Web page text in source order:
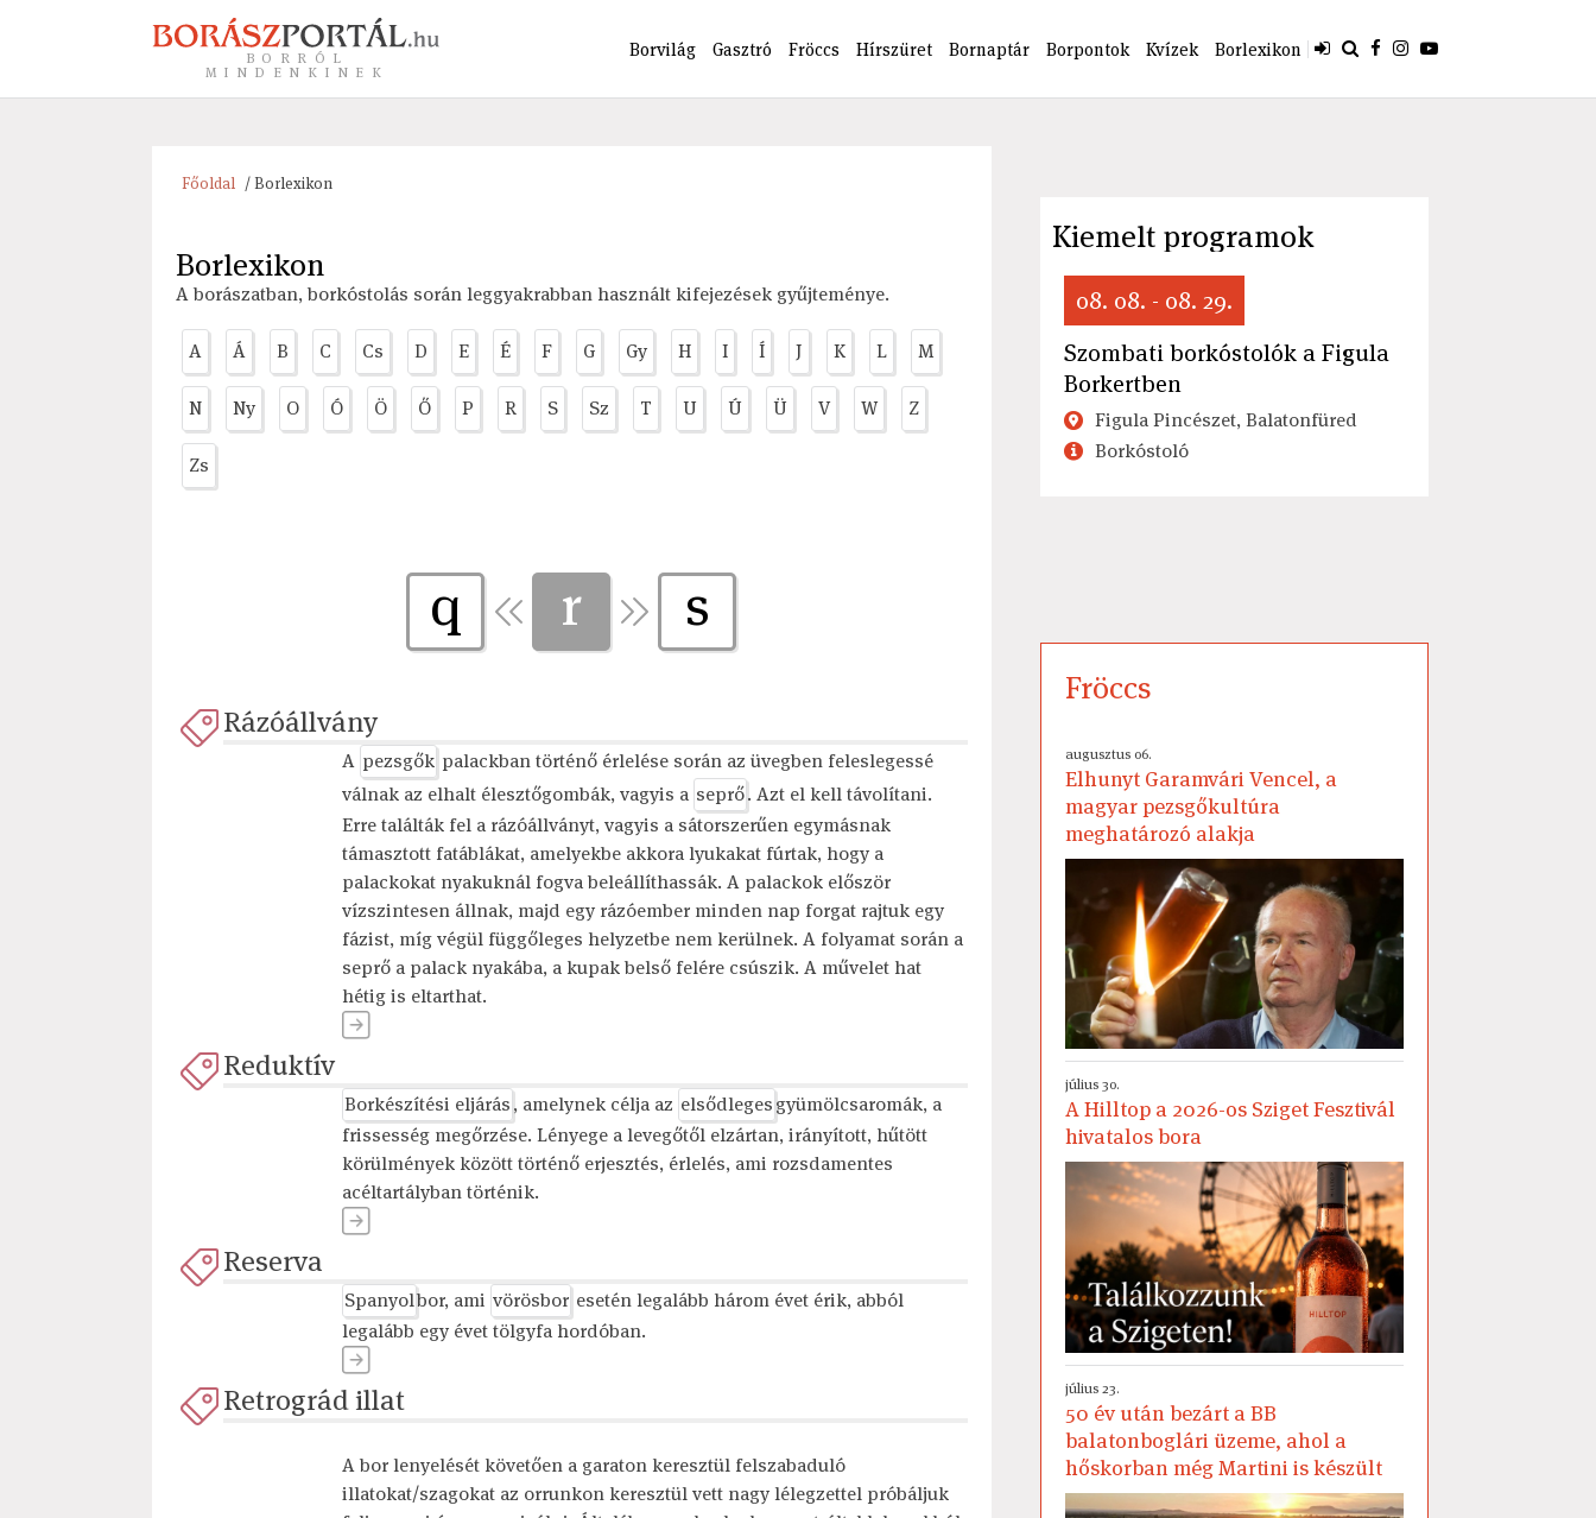
BORRÓL
MINDENKINEK
Borvilág Gasztró Fröccs Hírszüret Bornaptár Borpontok Kvízek Borlexikon
Főoldal / Borlexikon
Borlexikon
A borászatban, borkóstolás során leggyakrabban használt kifejezések gyűjteménye.
A Á B C Cs D E É F G Gy H I Í J K L M
N Ny O Ó Ö Ő P R S Sz T U Ú Ü V W Z
Zs
q r s
Rázóállvány
A pezsgők palackban történő érlelése során az üvegben feleslegessé
válnak az elhalt élesztőgombák, vagyis a seprő. Azt el kell távolítani.
Erre találták fel a rázóállványt, vagyis a sátorszerűen egymásnak
támasztott fatáblákat, amelyekbe akkora lyukakat fúrtak, hogy a
palackokat nyakuknál fogva beleállíthassák. A palackok először
vízszintesen állnak, majd egy rázóember minden nap forgat rajtuk egy
fázist, míg végül függőleges helyzetbe nem kerülnek. A folyamat során a
seprő a palack nyakába, a kupak belső felére csúszik. A művelet hat
hétig is eltarthat.
Reduktív
Borkészítési eljárás, amelynek célja az elsődlegesgyümölcsaromák, a
frissesség megőrzése. Lényege a levegőtől elzártan, irányított, hűtött
körülmények között történő erjesztés, érlelés, ami rozsdamentes
acéltartályban történik.
Reserva
Spanyolbor, ami vörösbor esetén legalább három évet érik, abból
legalább egy évet tölgyfa hordóban.
Retrográd illat
A bor lenyelését követően a garaton keresztül felszabaduló
illatokat/szagokat az orrunkon keresztül vett nagy lélegzettel próbáljuk
Kiemelt programok
08. 08. - 08. 29.
Szombati borkóstolók a Figula
Borkertben
Figula Pincészet, Balatonfüred
Borkóstoló
Fröccs
augusztus 06.
Elhunyt Garamvári Vencel, a
magyar pezsgőkultúra
meghatározó alakja
július 30.
A Hilltop a 2026-os Sziget Fesztivál
hivatalos bora
július 23.
50 év után bezárt a BB
balatonboglári üzeme, ahol a
hőskorban még Martini is készült